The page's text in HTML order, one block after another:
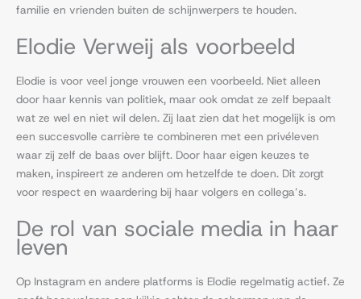
familie en vrienden buiten de schijnwerpers te houden.
Elodie Verweij als voorbeeld
Elodie is voor veel jonge vrouwen een voorbeeld. Niet alleen
door haar kennis van politiek, maar ook omdat ze zelf bepaalt
wat ze wel en niet wil delen. Zij laat zien dat het mogelijk is om
een succesvolle carrière te combineren met een privéleven
waar zij zelf de baas over blijft. Door haar eigen keuzes te
maken, inspireert ze anderen om hetzelfde te doen. Dit zorgt
voor respect en waardering bij haar volgers en collega’s.
De rol van sociale media in haar
leven
Op Instagram en andere platforms is Elodie regelmatig actief. Ze